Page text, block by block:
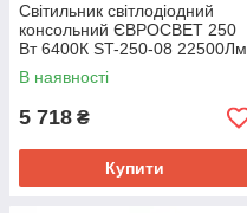
Світильник світлодіодний
консольний ЄВРОСВЕТ 250
Вт 6400К ST-250-08 22500Лм
IP65
В наявності
5 718 ₴
Купити